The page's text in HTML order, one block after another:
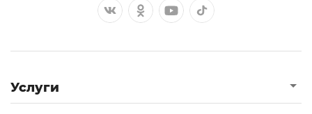
Услуги